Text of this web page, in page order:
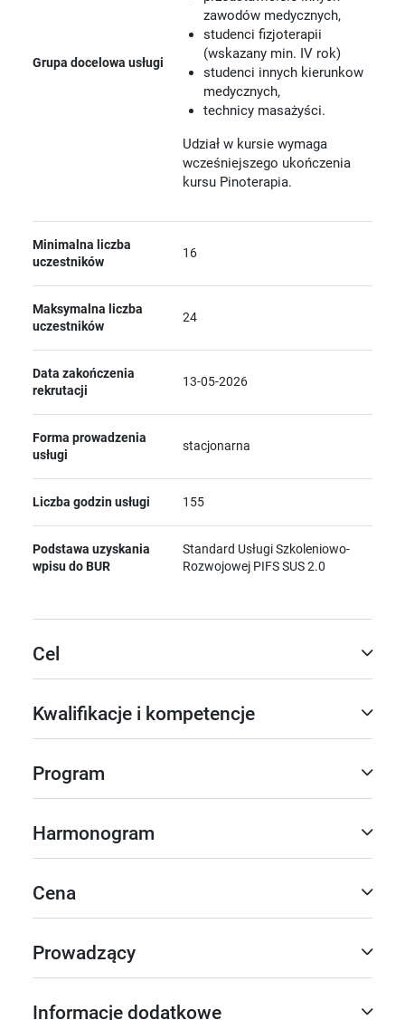
Grupa docelowa usługi
zawodów medycznych,
studenci fizjoterapii
(wskazany min. IV rok)
studenci innych kierunkow
medycznych,
technicy masażyści.
Udział w kursie wymaga
wcześniejszego ukończenia
kursu Pinoterapia.
Minimalna liczba
uczestników
16
Maksymalna liczba
uczestników
24
Data zakończenia
rekrutacji
13-05-2026
Forma prowadzenia
usługi
stacjonarna
Liczba godzin usługi 155
Podstawa uzyskania
wpisu do BUR
Standard Usługi Szkoleniowo-
Rozwojowej PIFS SUS 2.0
Cel
Kwalifikacje i kompetencje
Program
Harmonogram
Cena
Prowadzący
Informacje dodatkowe